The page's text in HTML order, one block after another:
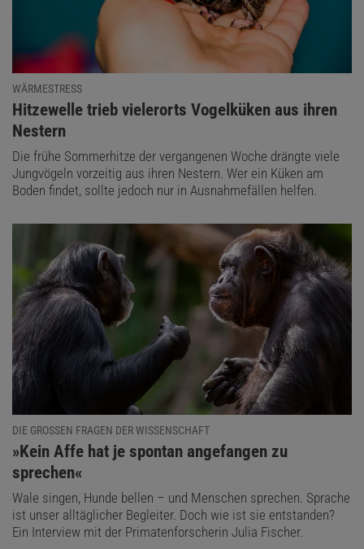
WÄRMESTRESS
:
Hitzewelle trieb vielerorts Vogelküken aus ihren
Nestern
Die frühe Sommerhitze der vergangenen Woche drängte viele
Jungvögeln vorzeitig aus ihren Nestern. Wer ein Küken am
Boden findet, sollte jedoch nur in Ausnahmefällen helfen.
DIE GROSSEN FRAGEN DER WISSENSCHAFT
:
»Kein Affe hat je spontan angefangen zu
sprechen«
Wale singen, Hunde bellen – und Menschen sprechen. Sprache
ist unser alltäglicher Begleiter. Doch wie ist sie entstanden?
Ein Interview mit der Primatenforscherin Julia Fischer.